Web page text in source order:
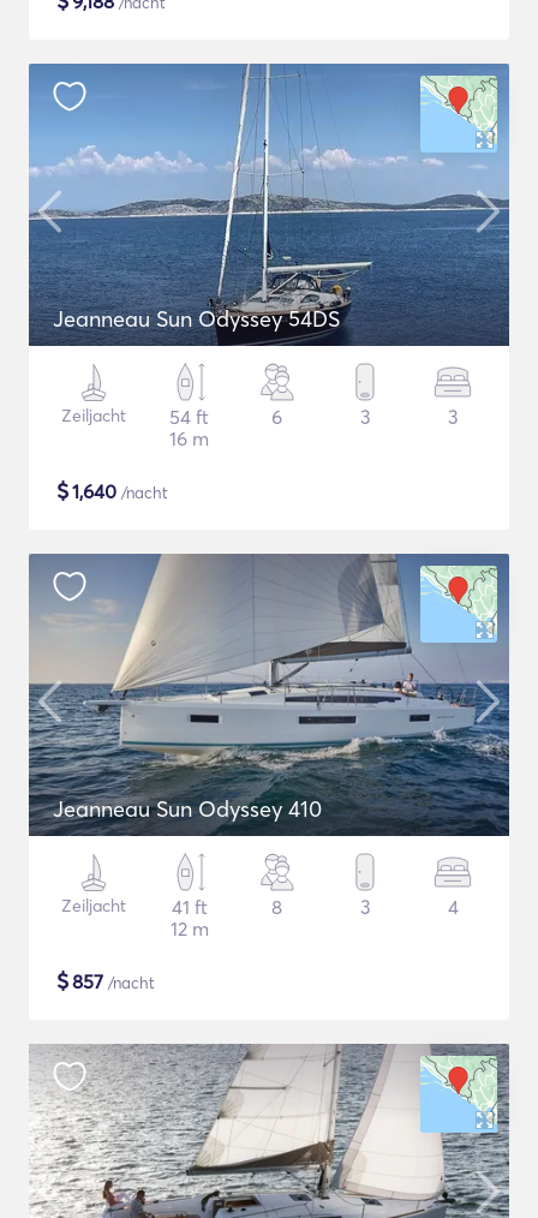
Jeanneau Sun Odyssey 54DS
Zeiljacht
54 ft
16 m
6 3 3
$1,640 /nacht
Jeanneau Sun Odyssey 410
Zeiljacht
41 ft
12 m
8 3 4
$857 /nacht